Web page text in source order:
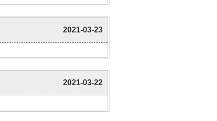
2021-03-23
2021-03-22